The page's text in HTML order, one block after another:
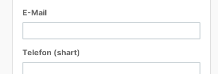
E-Mail
Telefon (shart)